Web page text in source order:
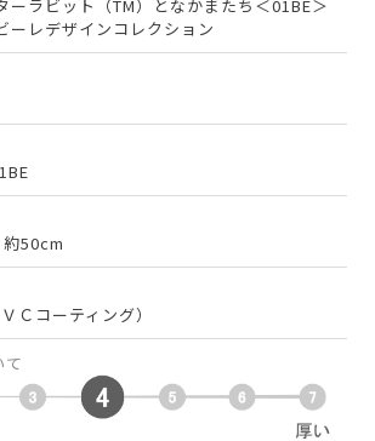
ーラビット（TM）となかまたち＜01BE＞
ーレデザインコレクション
50cm
Ｃコーティング）
て